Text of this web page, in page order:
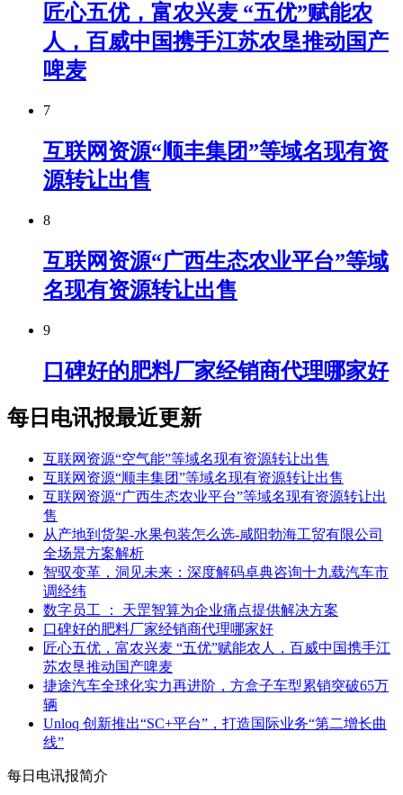
匠心五优，富农兴麦 “五优”赋能农
人，百威中国携手江苏农垦推动国产
啤麦
7
互联网资源“顺丰集团”等域名现有资
源转让出售
8
互联网资源“广西生态农业平台”等域
名现有资源转让出售
9
口碑好的肥料厂家经销商代理哪家好
每日电讯报最近更新
互联网资源“空气能”等域名现有资源转让出售
互联网资源“顺丰集团”等域名现有资源转让出售
互联网资源“广西生态农业平台”等域名现有资源转让出
售
从产地到货架-水果包装怎么选-咸阳勃海工贸有限公司
全场景方案解析
智驭变革，洞见未来：深度解码卓典咨询十九载汽车市
调经纬
数字员工 ： 天罡智算为企业痛点提供解决方案
口碑好的肥料厂家经销商代理哪家好
匠心五优，富农兴麦 “五优”赋能农人，百威中国携手江
苏农垦推动国产啤麦
捷途汽车全球化实力再进阶，方盒子车型累销突破65万
辆
Unloq 创新推出“SC+平台”，打造国际业务“第二增长曲
线”
每日电讯报简介